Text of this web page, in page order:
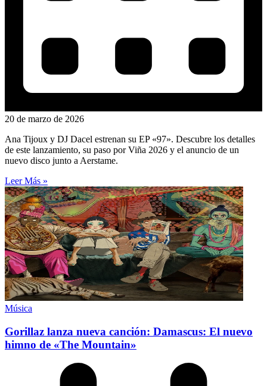
20 de marzo de 2026
Ana Tijoux y DJ Dacel estrenan su EP «97». Descubre los detalles
de este lanzamiento, su paso por Viña 2026 y el anuncio de un
nuevo disco junto a Aerstame.
Leer Más »
Música
Gorillaz lanza nueva canción: Damascus: El nuevo
himno de «The Mountain»